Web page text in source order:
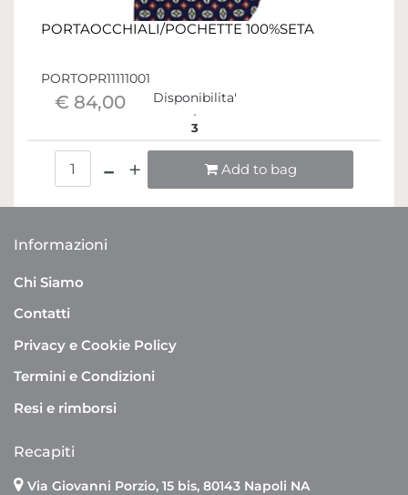
PORTAOCCHIALI/POCHETTE 100%SETA
PORTOPR11111001
€ 84,00 Disponibilita'
3
Add to bag
Informazioni
Chi Siamo
Contatti
Privacy e Cookie Policy
Termini e Condizioni
Resi e rimborsi
Recapiti
Via Giovanni Porzio, 15 bis, 80143 Napoli NA